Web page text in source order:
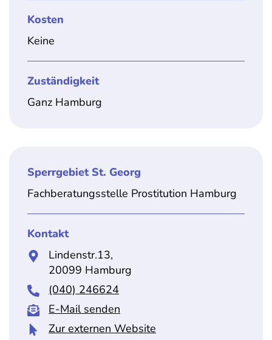
Kosten
Keine
Zuständigkeit
Ganz Hamburg
Sperrgebiet St. Georg
Fachberatungsstelle Prostitution Hamburg
Kontakt
Lindenstr.13,
20099 Hamburg
(040) 246624
E-Mail senden
Zur externen Website